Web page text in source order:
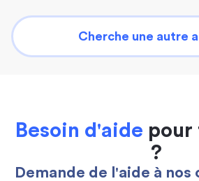
Cherche une autre
Besoin d'aide pour
?
Demande de l'aide à nos